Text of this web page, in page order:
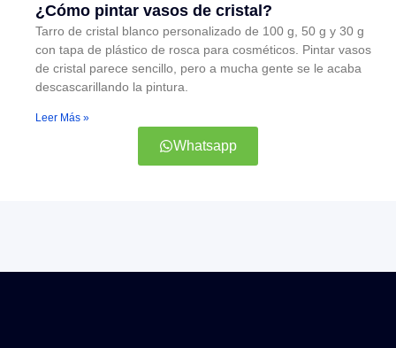
¿Cómo pintar vasos de cristal?
Tarro de cristal blanco personalizado de 100 g, 50 g y 30 g
con tapa de plástico de rosca para cosméticos. Pintar vasos
de cristal parece sencillo, pero a mucha gente se le acaba
descascarillando la pintura.
Leer Más »
Whatsapp